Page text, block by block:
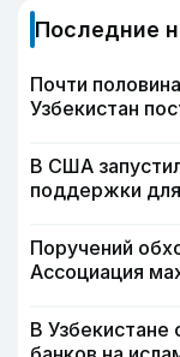
Последние
Почти
Узбекистан
В США
поддержки
Поручений
Ассоциация
В Узбекистане